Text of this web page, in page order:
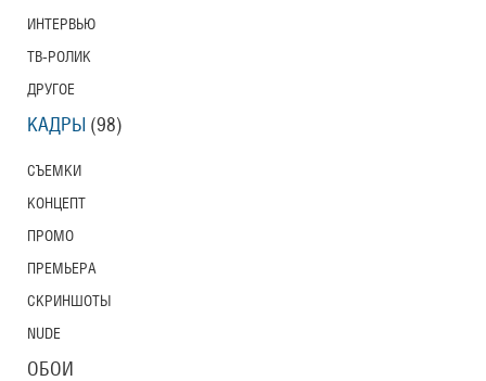
ИНТЕРВЬЮ
ТВ-РОЛИК
ДРУГОЕ
КАДРЫ (98)
СЪЕМКИ
КОНЦЕПТ
ПРОМО
ПРЕМЬЕРА
СКРИНШОТЫ
NUDE
ОБОИ